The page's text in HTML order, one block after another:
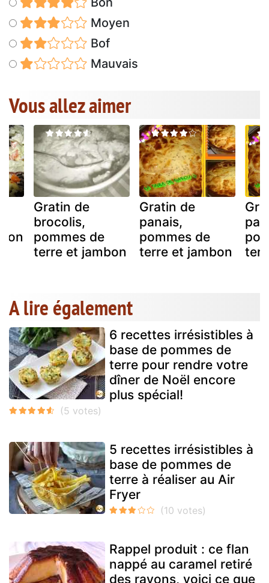
Moyen
Bof
Mauvais
Vous allez aimer
Gratin de
brocolis,
pommes de
terre et jambon
Gratin de
panais,
pommes de
terre et jambon
A lire également
6 recettes irrésistibles à
base de pommes de
terre pour rendre votre
dîner de Noël encore
plus spécial!
5 recettes irrésistibles à
base de pommes de
terre à réaliser au Air
Fryer
Rappel produit : ce flan
nappé au caramel retiré
des rayons, voici ce que